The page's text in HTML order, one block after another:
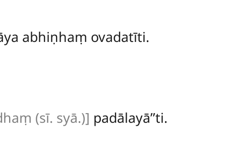
abhiṇhaṃ ovadatīti.
(sī. syā.)] padālayā’’ti.